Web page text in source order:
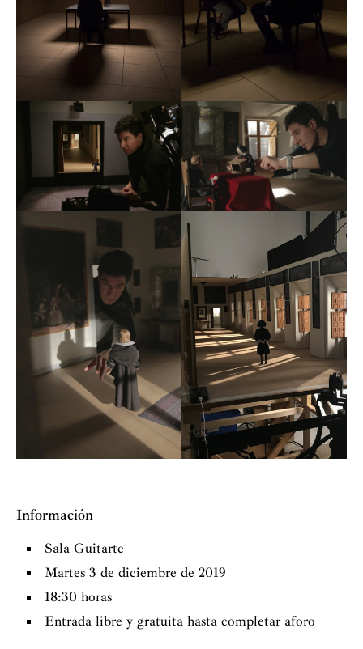
Información
Sala Guitarte
Martes 3 de diciembre de 2019
18:30 horas
Entrada libre y gratuita hasta completar aforo